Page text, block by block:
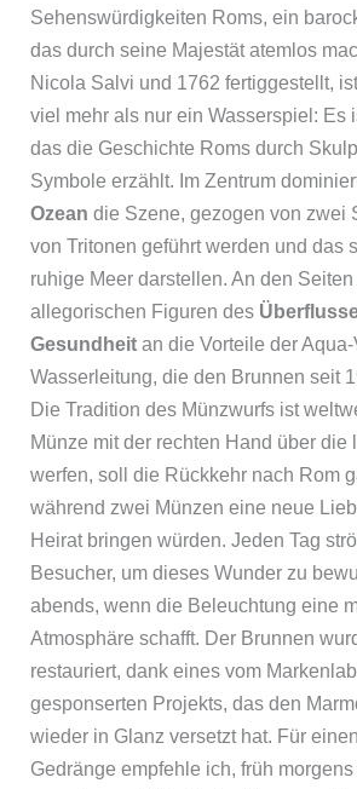
Sehenswürdigkeiten Roms, ein
das durch seine Majestät atemlos
Nicola Salvi und 1762 fertiggestellt,
viel mehr als nur ein Wasserspiel: Es
das die Geschichte Roms durch
Symbole erzählt. Im Zentrum
Ozean die Szene, gezogen von zwei
von Tritonen geführt werden und das
ruhige Meer darstellen. An den
allegorischen Figuren des
Gesundheitan die Vorteile der Aqua-
Wasserleitung, die den Brunnen seit
Die Tradition des Münzwurfs ist
Münze mit der rechten Hand über die
werfen, soll die Rückkehr nach Rom
während zwei Münzen eine neue
Heirat bringen würden. Jeden Tag
Besucher, um dieses Wunder zu
abends, wenn die Beleuchtung eine
Atmosphäre schafft. Der Brunnen
restauriert, dank eines vom
gesponserten Projekts, das den
wieder in Glanz versetzt hat. Für
Gedränge empfehle ich, früh